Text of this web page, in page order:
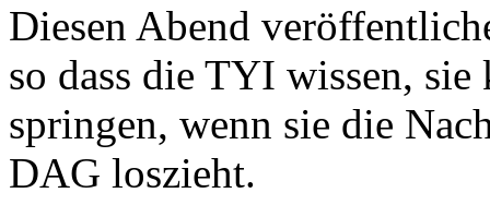
Diesen Abend
so dass die TYI wissen,
springen, wenn sie die
DAG loszieht.